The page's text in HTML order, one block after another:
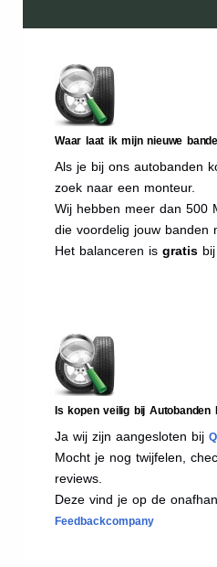
Waar laat ik mijn nieuwe
Als je bij ons autobanden
zoek naar een monteur.
Wij hebben meer dan 500
die voordelig jouw banden
Het balanceren is gratis
Is kopen veilig bij Autobanden
Ja wij zijn aangesloten bij
Mocht je nog twijfelen,
reviews.
Deze vind je op de
Feedbackcompany